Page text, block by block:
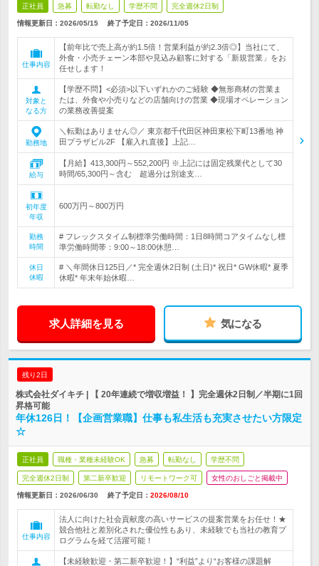
正社員 急募 転勤なし 学歴不問 完全週休2日制
情報更新日：2026/05/15 終了予定日： 2026/11/05
仕事内容
【前年比で売上高が約1.5倍！営業利益が約2.3倍◎】当社にて、
外食・小売チェーン本部や見込み顧客に対する「新規営業」をお
任せします！
対象と
なる方
【学歴不問】<必須>以下いずれかのご経験 ◆無形商材の営業ま
たは、外食や小売りなどの店舗向けの営業 ◆現場オペレーション
の業務改善提案
勤務地
＼転勤はありません◎／ 東京都千代田区神田東松下町13番地 神
田プラザビル2F 【雇入れ直後】上記…
給与
【月給】413,300円～552,200円 ※上記には固定残業代として30
時間/65,300円～含む 超過分は別途支…
初年度
年収
600万円～800万円
勤務
時間
# フレックスタイム制標準労働時間：1日8時間コアタイムなし標
準労働時間帯：9:00～18:00休憩…
休日
休暇
# ＼年間休日125日／* 完全週休2日制 (土日)* 祝日* GW休暇* 夏季
休暇* 年末年始休暇…
求人詳細を見る 気になる
残り2日
株式会社ダイキチ | 【 20年連続で増収増益！ 】完全週休2日制／半期に1回
昇格可能
年休126日！【企画営業職】仕事も私生活も充実させたい方限定
☆
正社員 職種・業種未経験OK 急募 転勤なし 学歴不問
完全週休2日制 第二新卒歓迎 リモートワーク可 女性のおしごと掲載中
情報更新日：2026/06/30 終了予定日： 2026/08/10
仕事内容
法人に向けた社会貢献度の高いサービスの提案営業をお任せ！★
競合他社と差別化された優位性もあり、未経験でも当社の教育プ
ログラムを経て活躍可能！
【未経験歓迎・第二新卒歓迎！】“利益”より“お客様の課題解